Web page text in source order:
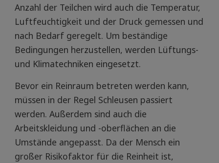
Anzahl der Teilchen wird auch die Temperatur,
Luftfeuchtigkeit und der Druck gemessen und
nach Bedarf geregelt. Um beständige
Bedingungen herzustellen, werden Lüftungs-
und Klimatechniken eingesetzt.
Bevor ein Reinraum betreten werden kann,
müssen in der Regel Schleusen passiert
werden. Außerdem sind auch die
Arbeitskleidung und -oberflächen an die
Umstände angepasst. Da der Mensch ein
großer Risikofaktor für die Reinheit ist,